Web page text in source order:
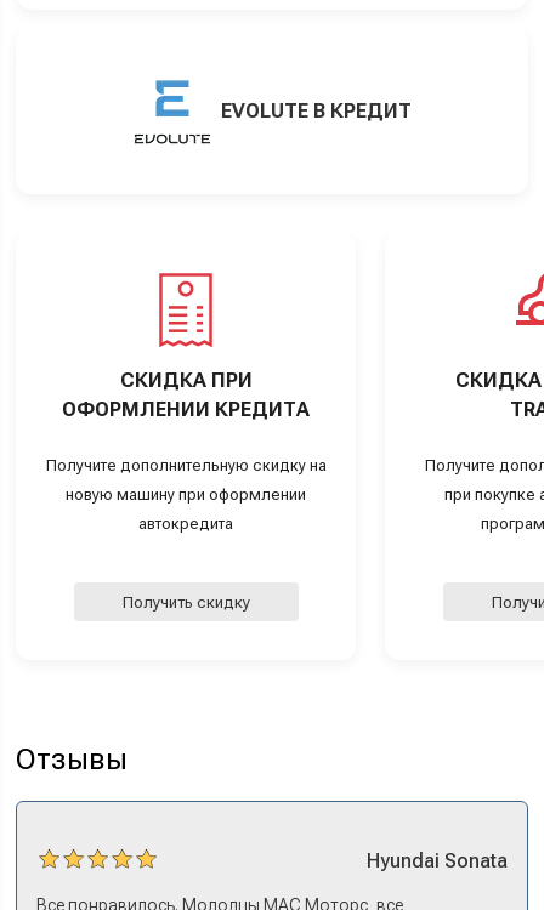
EVOLUTE В КРЕДИТ
СКИДКА ПРИ
ОФОРМЛЕНИИ КРЕДИТА
Получите дополнительную скидку на
новую машину при оформлении
автокредита
Получить скидку
СКИДКА
Получите
при покупке
Отзывы
Hyundai Sonata
Все понравилось. Молодцы МАС Моторс, все